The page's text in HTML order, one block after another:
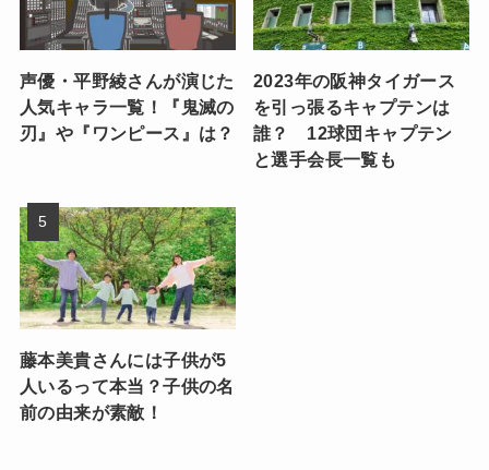
声優・平野綾さんが演じた
人気キャラ一覧！『鬼滅の
刃』や『ワンピース』は？
2023年の阪神タイガース
を引っ張るキャプテンは
誰？ 12球団キャプテン
と選手会長一覧も
藤本美貴さんには子供が5
人いるって本当？子供の名
前の由来が素敵！